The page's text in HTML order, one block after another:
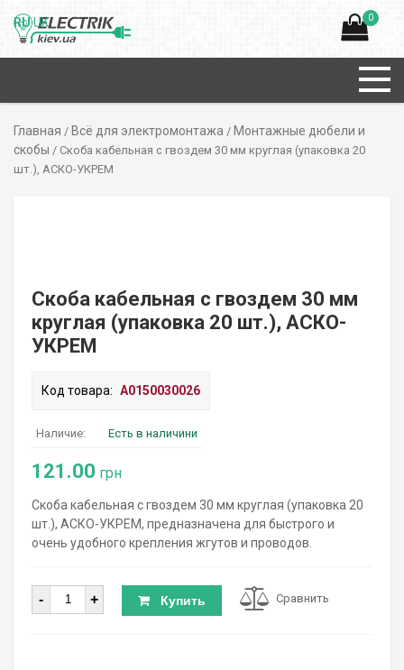
0
Главная / Всё для электромонтажа / Монтажные дюбели и
скобы / Скоба кабельная с гвоздем 30 мм круглая (упаковка 20
шт.), АСКО-УКРЕМ
Скоба кабельная с гвоздем 30 мм
круглая (упаковка 20 шт.), АСКО-
УКРЕМ
Код товара: A0150030026
Наличие: Есть в наличини
121.00 грн
Скоба кабельная с гвоздем 30 мм круглая (упаковка 20
шт.), АСКО-УКРЕМ, предназначена для быстрого и
очень удобного крепления жгутов и проводов.
Количество
- + Купить Сравнить
RUUK